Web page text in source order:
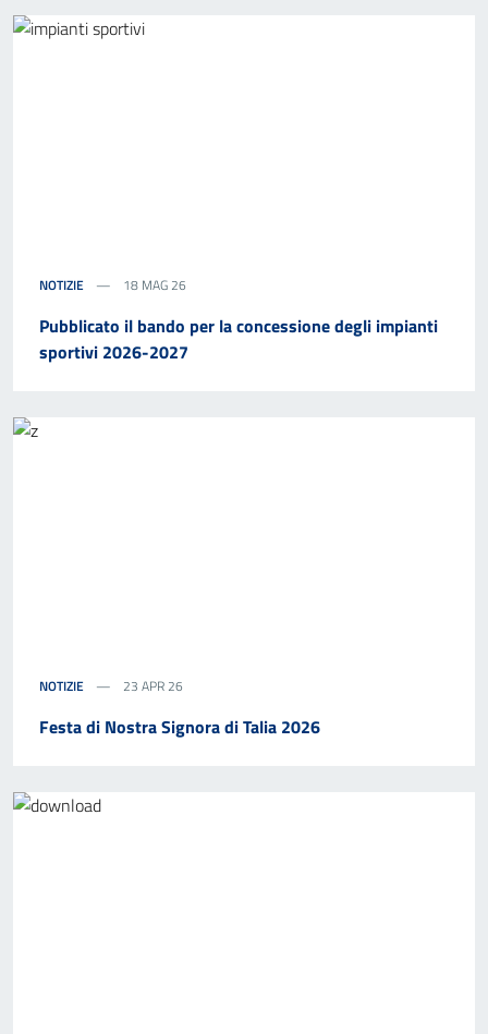
NOTIZIE 18 MAG 26
Pubblicato il bando per la concessione degli impianti
sportivi 2026-2027
NOTIZIE 23 APR 26
Festa di Nostra Signora di Talia 2026